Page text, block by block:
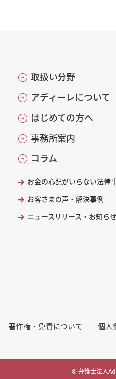
取扱い分野
アディーレについて
はじめての方へ
事務所案内
コラム
お金の心配がいらない法律
お客さまの声・解決事例
ニュースリリース・お知らせ
著作権・免責について 個人
© 弁護士法人